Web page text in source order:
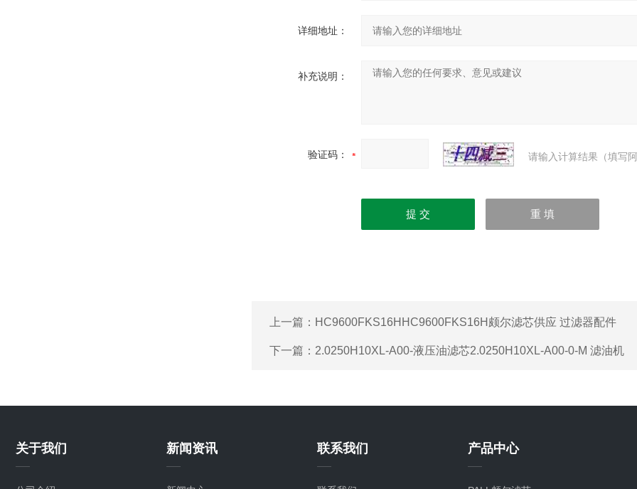
详细地址：
补充说明：
验证码： 请输入计算结果（填写
上一篇： HC9600FKS16HHC9600FKS16H颇尔滤芯供应 过滤器配件
下一篇： 2.0250H10XL-A00-液压油滤芯2.0250H10XL-A00-0-M 滤油机
关于我们 新闻资讯 联系我们 产品中心